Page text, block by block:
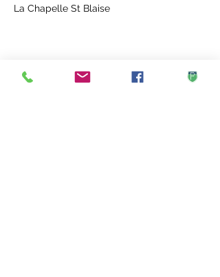
La Chapelle St Blaise
Partager cet événement